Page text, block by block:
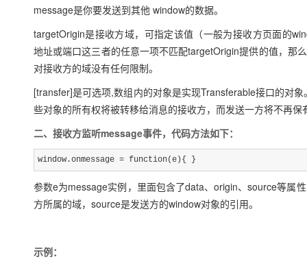
message是你要发送到其他 window的数据。
targetOrigin是接收方域，可指定该值（一般为接收方页面的
地址或端口这三者的任意一项不匹配targetOrigin提供的值，那
对接收方的域没有任何限制。
[transfer]是可选项,数组内的对象是实现Transferable接口的对
些对象的所有权将被转移给消息的接收方，而发送一方将不再保
二、接收方监听message事件，代码方法如下：
window.onmessage = function(e){ }
参数e为message实例，里面包含了data、origin、source等属
方所属的域，source是发送方的window对象的引用。
示例：